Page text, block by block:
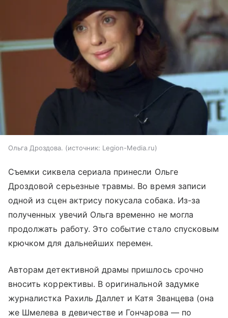
Ольга Дроздова. источник: Legion-Media.ru
Съемки сиквела сериала принесли Ольге
Дроздовой серьезные травмы. Во время записи
одной из сцен актрису покусала собака. Из-за
полученных увечий Ольга временно не могла
продолжать работу. Это событие стало спусковым
крючком для дальнейших перемен.
Авторам детективной драмы пришлось срочно
вносить коррективы. В оригинальной задумке
журналистка Рахиль Даллет и Катя Званцева (она
же Шмелева в девичестве и Гончарова — по